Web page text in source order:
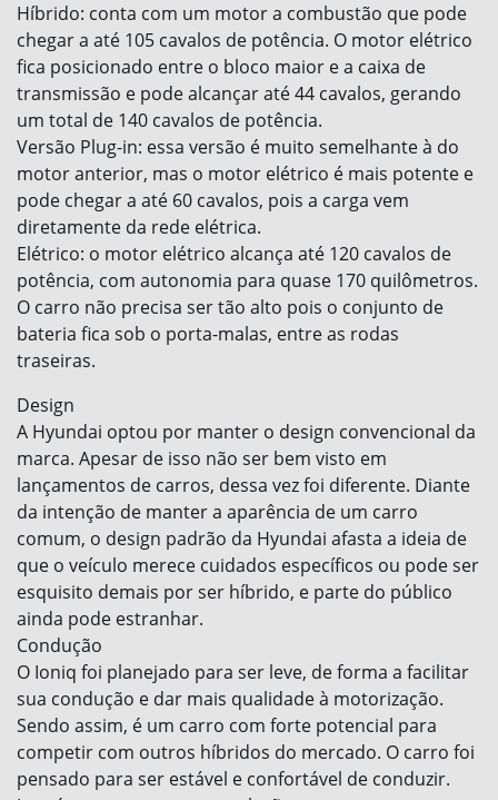
Híbrido: conta com um motor a combustão que pode
chegar a até 105 cavalos de potência. O motor elétrico
fica posicionado entre o bloco maior e a caixa de
transmissão e pode alcançar até 44 cavalos, gerando
um total de 140 cavalos de potência.
Versão Plug-in: essa versão é muito semelhante à do
motor anterior, mas o motor elétrico é mais potente e
pode chegar a até 60 cavalos, pois a carga vem
diretamente da rede elétrica.
Elétrico: o motor elétrico alcança até 120 cavalos de
potência, com autonomia para quase 170 quilômetros.
O carro não precisa ser tão alto pois o conjunto de
bateria fica sob o porta-malas, entre as rodas
traseiras.
Design
A Hyundai optou por manter o design convencional da
marca. Apesar de isso não ser bem visto em
lançamentos de carros, dessa vez foi diferente. Diante
da intenção de manter a aparência de um carro
comum, o design padrão da Hyundai afasta a ideia de
que o veículo merece cuidados específicos ou pode ser
esquisito demais por ser híbrido, e parte do público
ainda pode estranhar.
Condução
O Ioniq foi planejado para ser leve, de forma a facilitar
sua condução e dar mais qualidade à motorização.
Sendo assim, é um carro com forte potencial para
competir com outros híbridos do mercado. O carro foi
pensado para ser estável e confortável de conduzir.